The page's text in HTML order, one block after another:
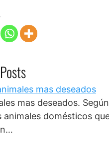
mas deseados
mas deseados.
animales domésticos